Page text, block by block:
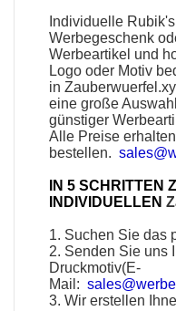
ndividuelle
Werbegeschenk
Werbeartikel und
Logo oder Motiv
in
eine große
günstiger
Alle Preise
bestellen.
IN 5 SCHRITTEN
INDIVIDUELLEN
1. Suchen Sie das
2. Senden Sie uns
Druckmotiv(E-
Mail:
3. Wir erstellen